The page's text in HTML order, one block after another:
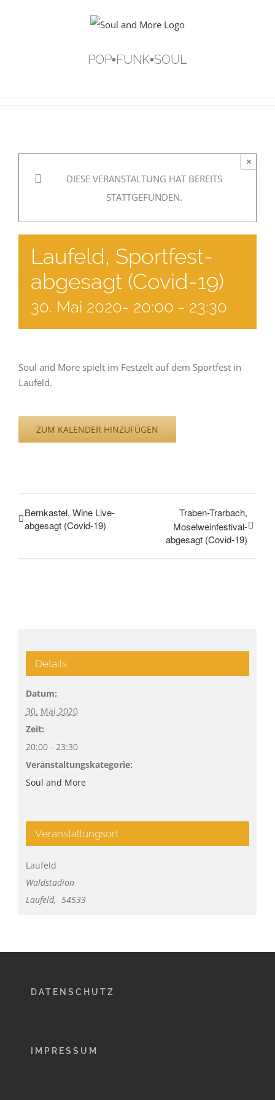
POP▪FUNK▪SOUL
DIESE VERANSTALTUNG HAT BEREITS
STATTGEFUNDEN.
×
Laufeld, Sportfest-
abgesagt (Covid-19)
30. Mai 2020- 20:00 - 23:30
Soul and More spielt im Festzelt auf dem Sportfest in
Laufeld.
ZUM KALENDER HINZUFÜGEN
Bernkastel, Wine Live-
abgesagt (Covid-19)
Traben-Trarbach,
Moselweinfestival-
abgesagt (Covid-19)
Details
Datum:
30. Mai 2020
Zeit:
20:00 - 23:30
Veranstaltungskategorie:
Soul and More
Veranstaltungsort
Laufeld
Waldstadion
Laufeld, 54533
DATENSCHUTZ
IMPRESSUM